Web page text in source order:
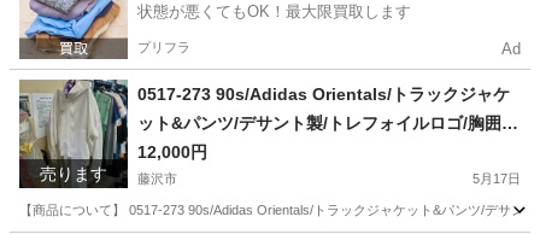
状態が悪くてもOK！最大限買取します
プリフラ Ad
売ります
0517-273 90s/Adidas Orientals/トラックジャケ
ット&パンツ/デサント製/トレフォイルロゴ/胸囲10
2 身長180
12,000円
藤沢市 5月17日
【商品について】 0517-273 90s/Adidas Orientals/トラックジャケット&パンツ/デサ